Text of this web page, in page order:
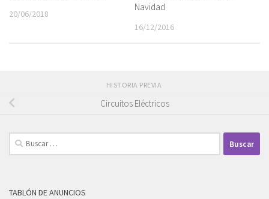
20/06/2018
Navidad
16/12/2016
HISTORIA PREVIA
Circuitos Eléctricos
Buscar:
TABLÓN DE ANUNCIOS